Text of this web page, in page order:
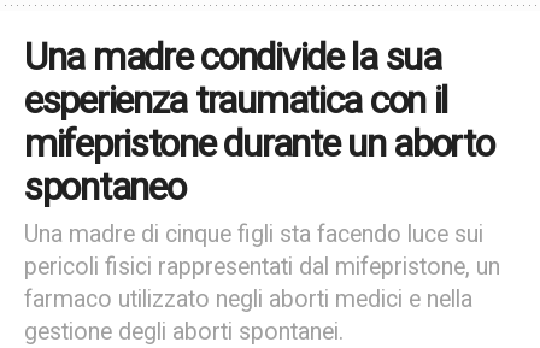
un’adeguata verifica dell’identità, che è un aspetto
fondamentale di molte interazioni quotidiane nel Paese.
Tags: Joe Biden Tucker Carlson
Una madre condivide la sua
esperienza traumatica con il
mifepristone durante un aborto
spontaneo
Una madre di cinque figli sta facendo luce sui
pericoli fisici rappresentati dal mifepristone, un
farmaco utilizzato negli aborti medici e nella
gestione degli aborti spontanei.